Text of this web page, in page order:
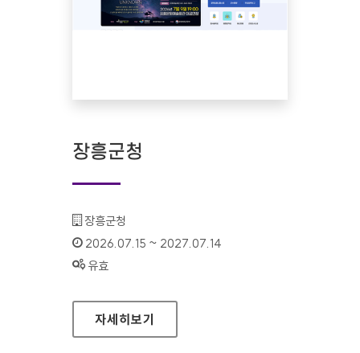
장흥군청
기관명 :
장흥군청
인증기간 :
2026.07.15 ~ 2027.07.14
상태 :
유효
장흥군청
자세히보기